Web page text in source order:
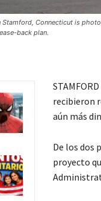
Stamford, Connecticut is
back plan.
recibieron
aún más
De los dos
proyecto